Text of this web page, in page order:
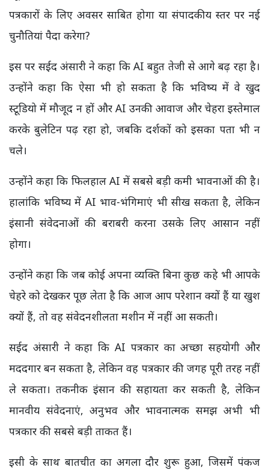
पत्रकारों के लिए अवसर साबित होगा या संपादकीय स्तर पर नई
चुनौतियां पैदा करेगा?
इस पर सईद अंसारी ने कहा कि AI बहुत तेजी से आगे बढ़ रहा है।
उन्होंने कहा कि ऐसा भी हो सकता है कि भविष्य में वे खुद
स्टूडियो में मौजूद न हों और AI उनकी आवाज और चेहरा इस्तेमाल
करके बुलेटिन पढ़ रहा हो, जबकि दर्शकों को इसका पता भी न
चले।
उन्होंने कहा कि फिलहाल AI में सबसे बड़ी कमी भावनाओं की है।
हालांकि भविष्य में AI भाव-भंगिमाएं भी सीख सकता है, लेकिन
इंसानी संवेदनाओं की बराबरी करना उसके लिए आसान नहीं
होगा।
उन्होंने कहा कि जब कोई अपना व्यक्ति बिना कुछ कहे भी आपके
चेहरे को देखकर पूछ लेता है कि आज आप परेशान क्यों हैं या खुश
क्यों हैं, तो वह संवेदनशीलता मशीन में नहीं आ सकती।
सईद अंसारी ने कहा कि AI पत्रकार का अच्छा सहयोगी और
मददगार बन सकता है, लेकिन वह पत्रकार की जगह पूरी तरह नहीं
ले सकता। तकनीक इंसान की सहायता कर सकती है, लेकिन
मानवीय संवेदनाएं, अनुभव और भावनात्मक समझ अभी भी
पत्रकार की सबसे बड़ी ताकत हैं।
इसी के साथ बातचीत का अगला दौर शुरू हुआ, जिसमें पंकज